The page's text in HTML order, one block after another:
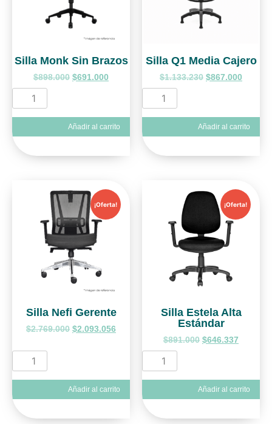
Silla Monk Sin Brazos
$898.000 $691.000
Añadir al carrito
Silla Q1 Media Cajero
$1.133.230 $867.000
Añadir al carrito
¡Oferta!
Silla Nefi Gerente
$2.769.000 $2.093.056
Añadir al carrito
¡Oferta!
Silla Estela Alta
Estándar
$891.000 $646.337
Añadir al carrito